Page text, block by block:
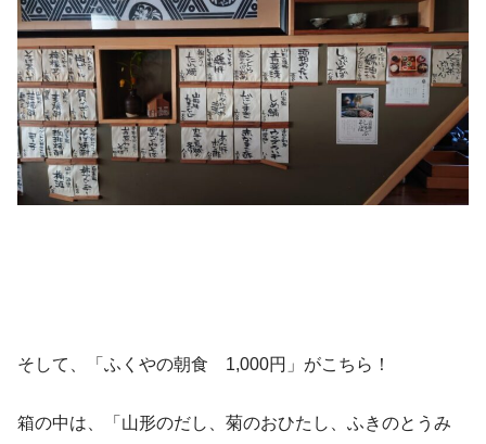
そして、「ふくやの朝食 1,000円」がこちら！
箱の中は、「山形のだし、菊のおひたし、ふきのとうみ